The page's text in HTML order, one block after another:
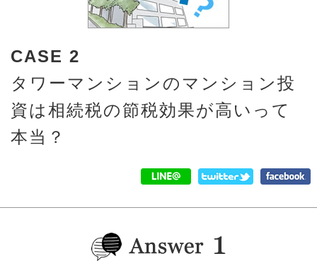
CASE 2
タワーマンションのマンション投
資は相続税の節税効果が高いって
本当？